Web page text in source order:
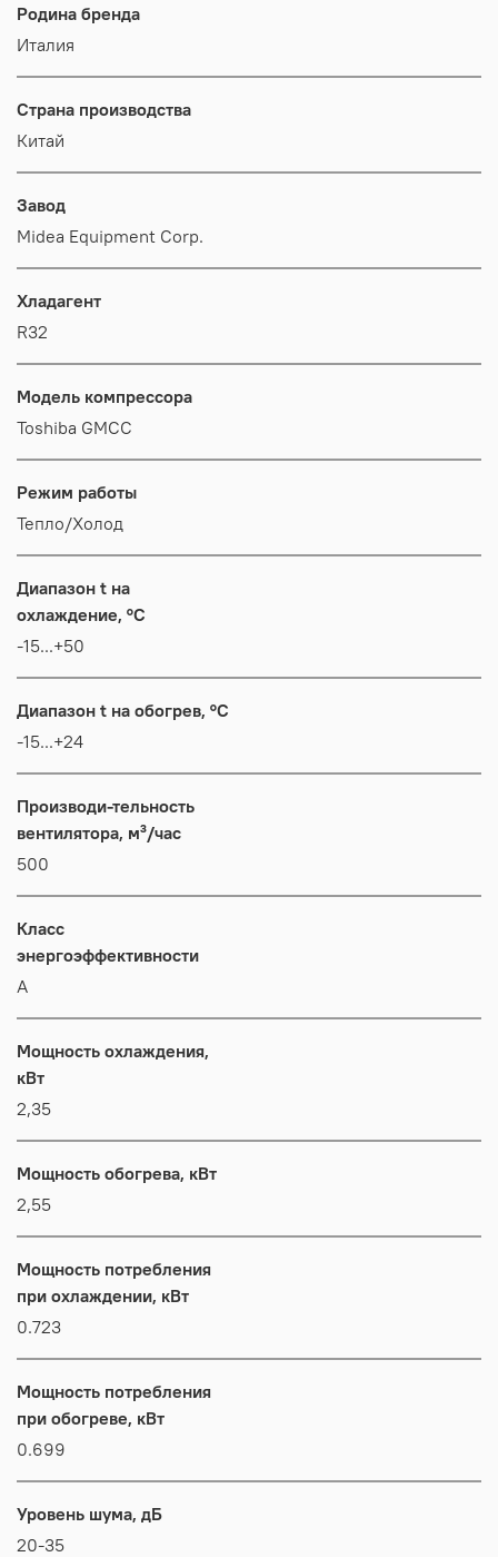
Родина бренда
Италия
Страна производства
Китай
Завод
Midea Equipment Corp.
Хладагент
R32
Модель компрессора
Toshiba GMCC
Режим работы
Тепло/Холод
Диапазон t на
охлаждение, °C
-15...+50
Диапазон t на обогрев, °C
-15...+24
Производи-тельность
вентилятора, м³/час
500
Класс
энергоэффективности
А
Мощность охлаждения,
кВт
2,35
Мощность обогрева, кВт
2,55
Мощность потребления
при охлаждении, кВт
0.723
Мощность потребления
при обогреве, кВт
0.699
Уровень шума, дБ
20-35